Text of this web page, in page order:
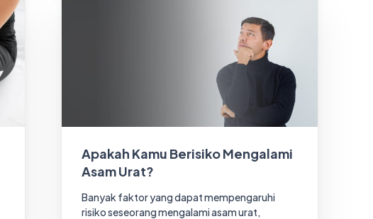
Apakah Kamu Berisiko Mengalami
Asam Urat?
Banyak faktor yang dapat mempengaruhi
risiko seseorang mengalami asam urat,